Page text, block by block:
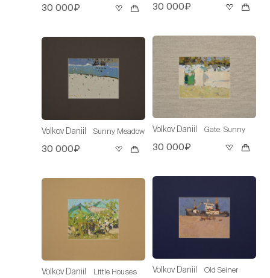
30 000₽
Volkov Daniil Sunny Meadow
30 000₽
Volkov Daniil Little Houses
30 000₽
Volkov Daniil Gate. Sunny
30 000₽
Volkov Daniil Old Seiner